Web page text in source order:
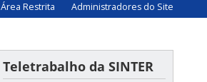
Área Restrita Administradores do Site
Teletrabalho da SINTER